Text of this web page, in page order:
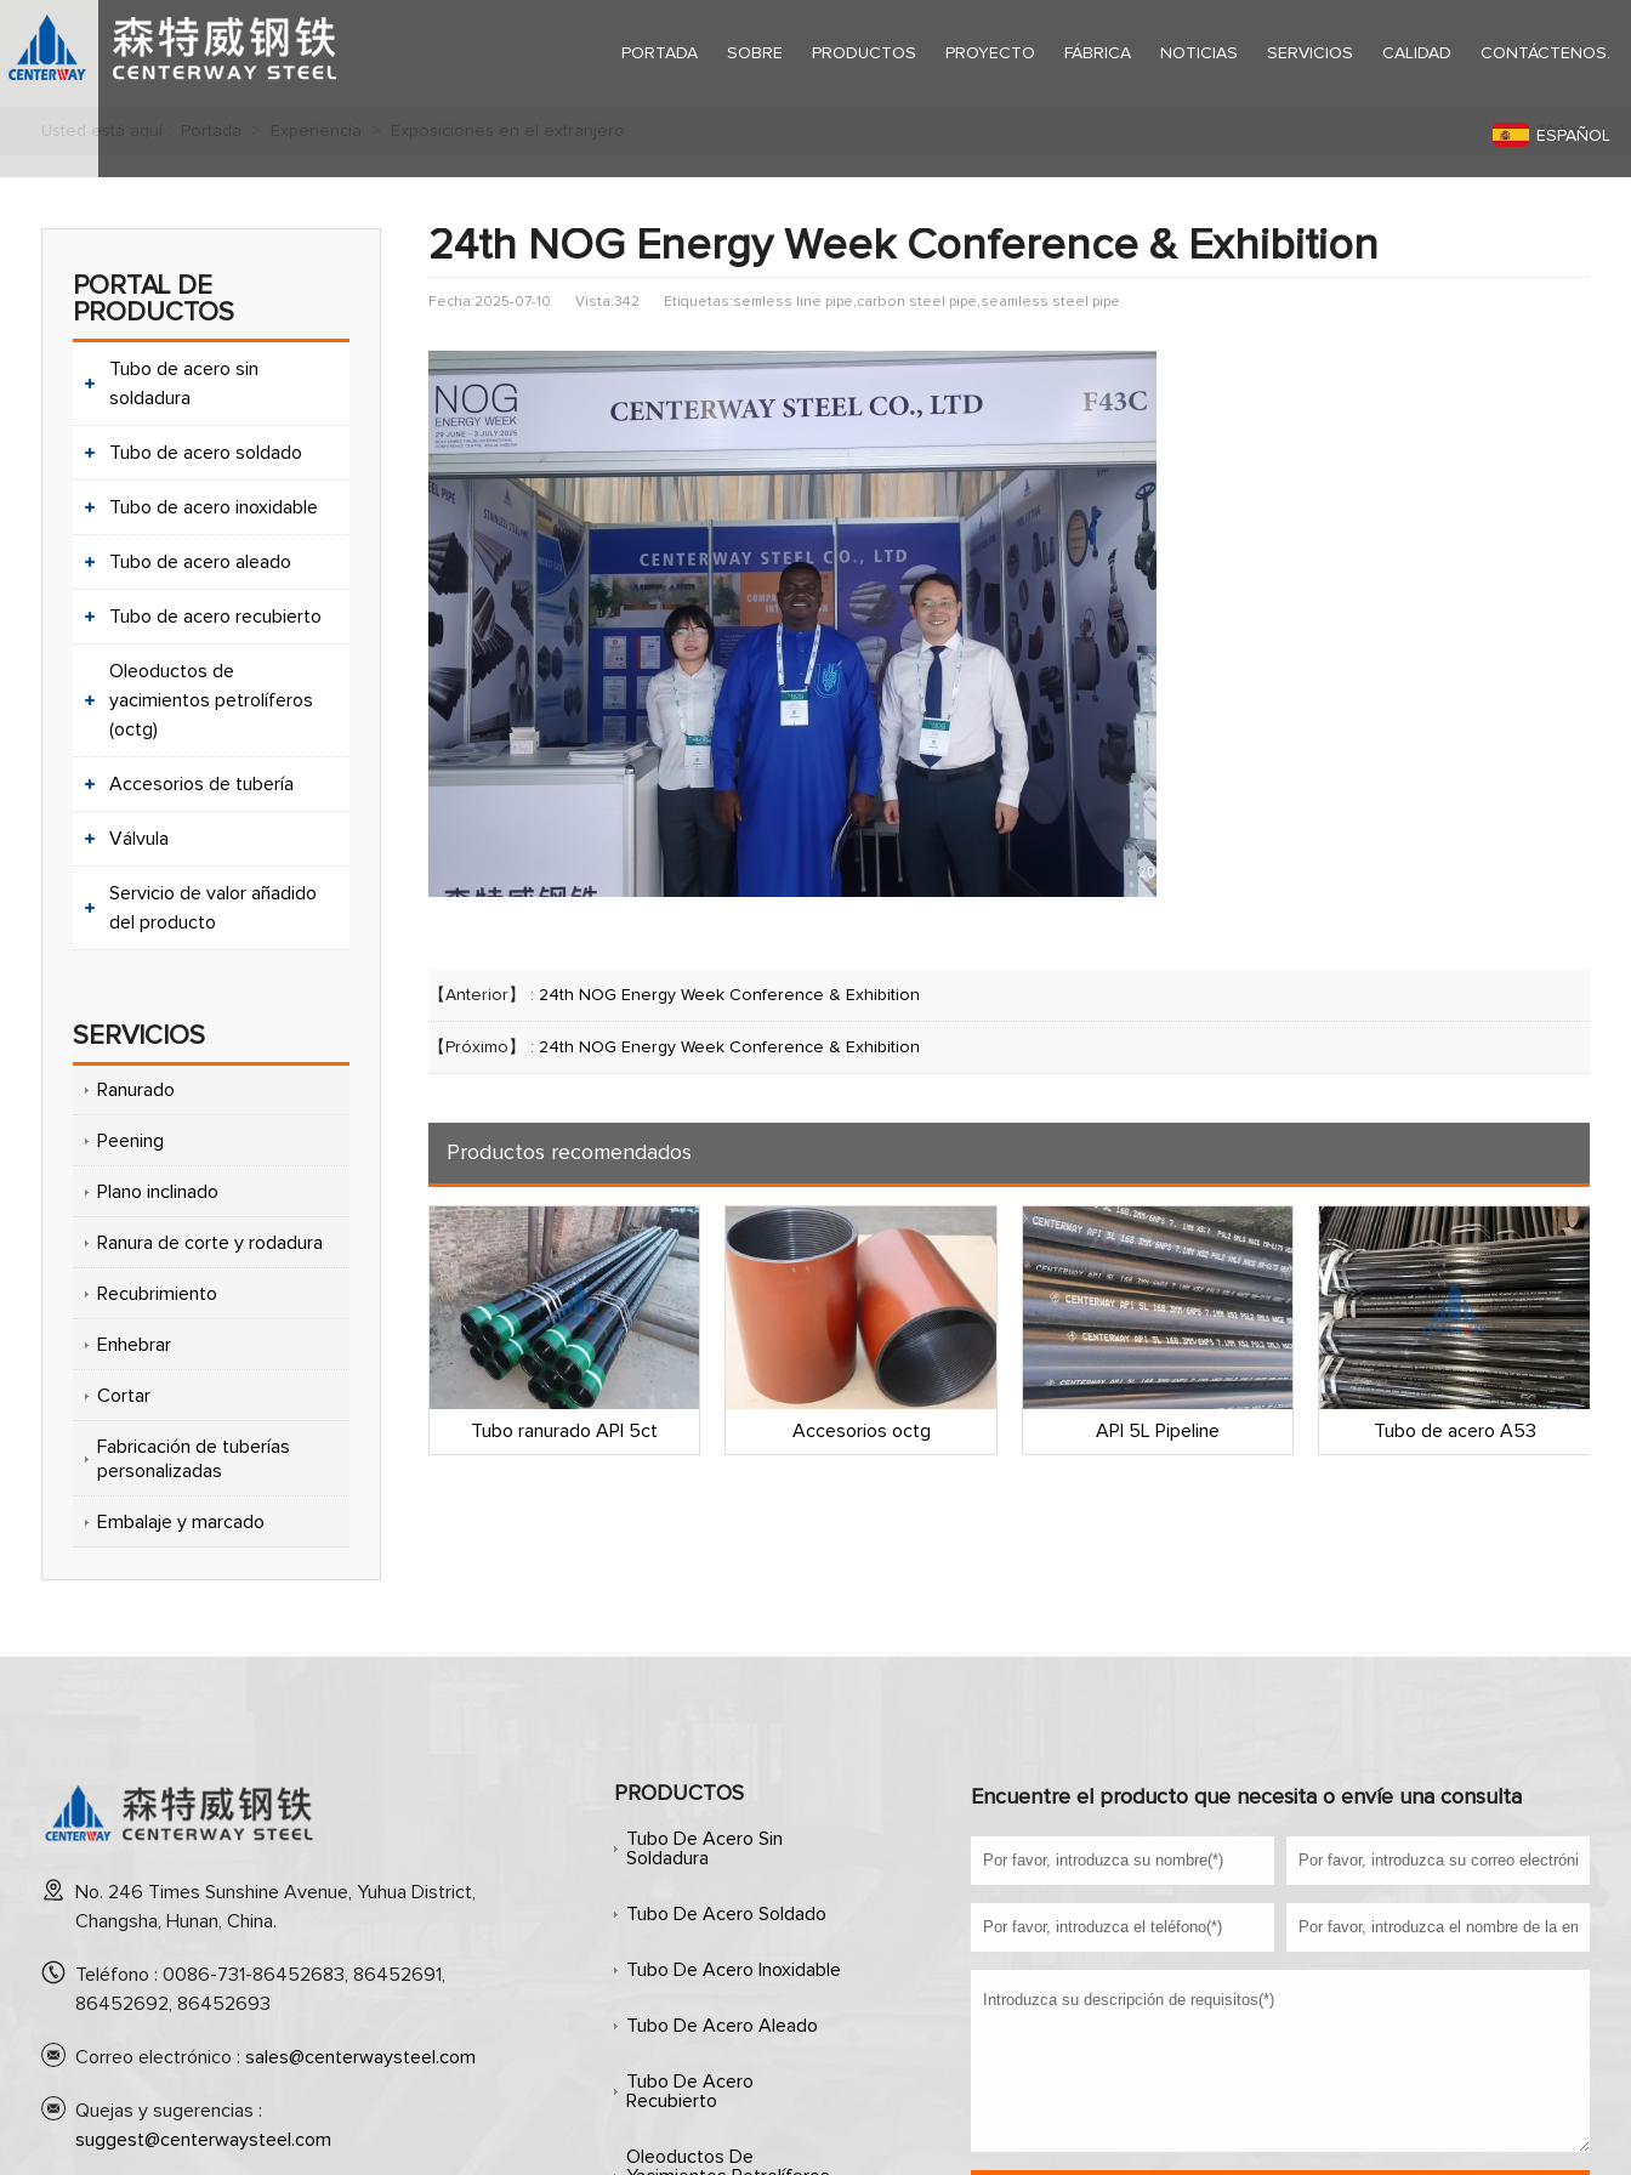
PORTADA SOBRE PRODUCTOS PROYECTO FÁBRICA NOTICIAS SERVICIOS CALIDAD CONTÁCTENOS.
ESPAÑOL
Volver
Usted está aquí :
PORTAL DE
PRODUCTOS
Tubo de acero sin
soldadura
Tubo de acero soldado
Tubo de acero inoxidable
Tubo de acero aleado
Tubo de acero recubierto
Oleoductos de
yacimientos petrolíferos
(octg)
Accesorios de tubería
Válvula
Servicio de valor añadido
del producto
SERVICIOS
Ranurado
Peening
Plano inclinado
Ranura de corte y rodadura
Recubrimiento
Enhebrar
Cortar
Fabricación de tuberías
personalizadas
Embalaje y marcado
24th NOG Energy Week Conference & Exhibition
Fecha:2025-07-10 Vista:342 Etiquetas:semless line pipe,carbon steel pipe,seamless steel pipe
【Anterior】 : 24th NOG Energy Week Conference & Exhibition
【Próximo】 : 24th NOG Energy Week Conference & Exhibition
Productos recomendados
Tubo ranurado API 5ct Accesorios octg API 5L Pipeline Tubo de acero A53
No. 246 Times Sunshine Avenue, Yuhua District,
Changsha, Hunan, China.
Teléfono : 0086-731-86452683, 86452691,
86452692, 86452693
Correo electrónico : sales@centerwaysteel.com
Quejas y sugerencias :
suggest@centerwaysteel.com
PRODUCTOS
Tubo De Acero Sin
Soldadura
Tubo De Acero Soldado
Tubo De Acero Inoxidable
Tubo De Acero Aleado
Tubo De Acero
Recubierto
Oleoductos De
Encuentre el producto que necesita o envíe una consulta